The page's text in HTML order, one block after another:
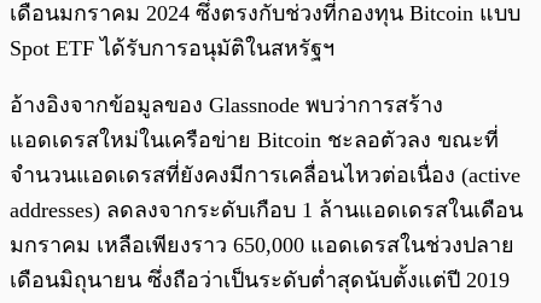
เดือนมกราคม 2024 ซึ่งตรงกับช่วงที่กองทุน Bitcoin แบบ
Spot ETF ได้รับการอนุมัติในสหรัฐฯ
อ้างอิงจากข้อมูลของ Glassnode พบว่าการสร้าง
แอดเดรสใหม่ในเครือข่าย Bitcoin ชะลอตัวลง ขณะที่
จำนวนแอดเดรสที่ยังคงมีการเคลื่อนไหวต่อเนื่อง (active
addresses) ลดลงจากระดับเกือบ 1 ล้านแอดเดรสในเดือน
มกราคม เหลือเพียงราว 650,000 แอดเดรสในช่วงปลาย
เดือนมิถุนายน ซึ่งถือว่าเป็นระดับต่ำสุดนับตั้งแต่ปี 2019